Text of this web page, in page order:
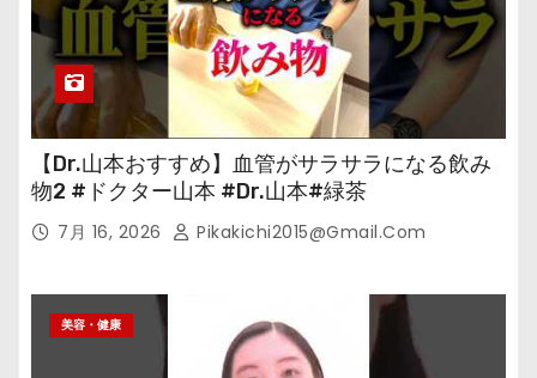
【Dr.山本おすすめ】血管がサラサラになる飲み
物2 #ドクター山本 #Dr.山本#緑茶
7月 16, 2026 Pikakichi2015@gmail.com
美容・健康